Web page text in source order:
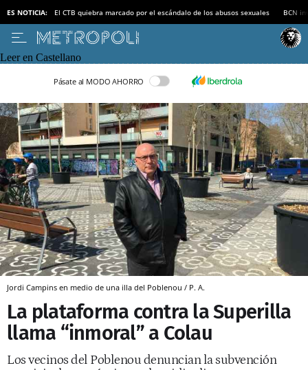
ES NOTICIA: El CTB quiebra marcado por el escándalo de los abusos sexuales BCN
Leer en Castellano
Pásate al MODO AHORRO
Jordi Campins en medio de una illa del Poblenou / P. A.
La plataforma contra la Superilla
llama “inmoral” a Colau
Los vecinos del Poblenou denuncian la subvención